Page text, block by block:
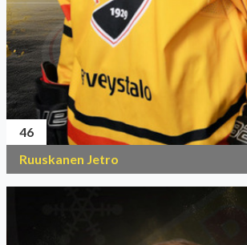
46
Ruuskanen Jetro